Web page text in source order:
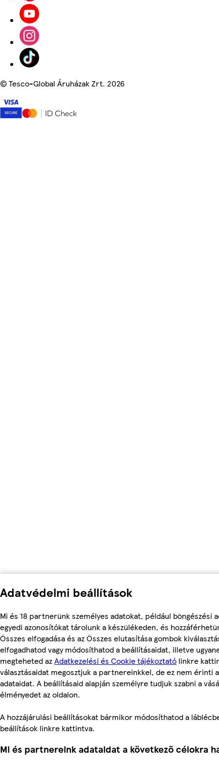
Adatvédelmi beállítások
Mi és 18 partnerünk személyes adatokat, például böngészési
egyedi azonosítókat tárolunk a készülékeden, és
Összes elfogadása és az Összes elutasítása gombok
elfogadhatod vagy módosíthatod a beállításaidat, illetve
megteheted azAdatkezelési és Cookie tájékoztató linkre
választásaidat megosztjuk a partnereinkkel, de ez nem érinti
adataidat. A beállításaid alapján személyre tudjuk szabni a
élményedet az oldalon.
A hozzájárulási beállításokat bármikor módosíthatod a
beállítások linkre kattintva.
Mi és partnereink adataidat a következő célokra
©Tesco-Global Áruházak Zrt. 2026